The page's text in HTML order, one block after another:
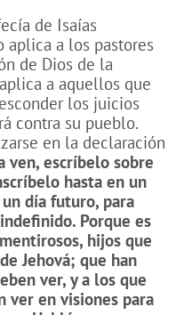
de Isaías
aplica a los pastores
de Dios de la
a aquellos que
los juicios
contra su pueblo.
en la declaración
ven, escríbelo sobre
hasta en un
día futuro, para
Porque es
hijos que
Jehová; que han
ver, y a los que
ver en visiones para